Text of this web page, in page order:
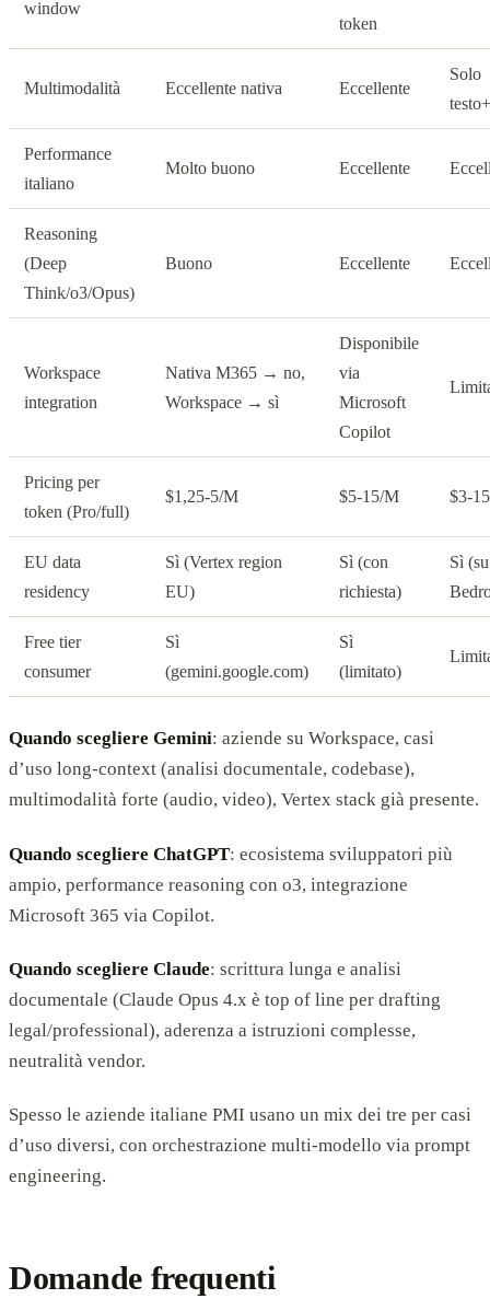
window
token
Multimodalità Eccellente nativa Eccellente
Solo
Performance
italiano
Molto buono Eccellente
Reasoning
(Deep
Think/o3/Opus)
Buono Eccellente
Workspace
integration
Nativa M365 → no,
Workspace → sì
Disponibile
via
Microsoft
Copilot
Pricing per
token (Pro/full)
$1,25-5/M $5-15/M $3-
EU data
residency
Sì (Vertex region
EU)
Sì (con
richiesta)
Sì
Free tier
consumer
Sì
(gemini.google.com)
Sì
(limitato)
Quando scegliere Gemini: aziende su Workspace, casi
d’uso long-context (analisi documentale, codebase),
multimodalità forte (audio, video), Vertex stack già presente.
Quando scegliere ChatGPT: ecosistema sviluppatori più
ampio, performance reasoning con o3, integrazione
Microsoft 365 via Copilot.
Quando scegliere Claude: scrittura lunga e analisi
documentale (Claude Opus 4.x è top of line per drafting
legal/professional), aderenza a istruzioni complesse,
neutralità vendor.
Spesso le aziende italiane PMI usano un mix dei tre per casi
d’uso diversi, con orchestrazione multi-modello via prompt
engineering.
Domande frequenti